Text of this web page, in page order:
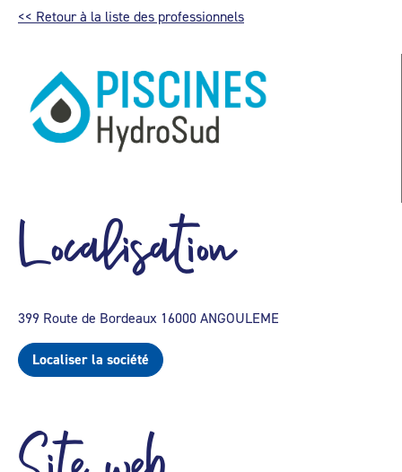
<< Retour à la liste des professionnels
Localisation
399 Route de Bordeaux 16000 ANGOULEME
Localiser la société